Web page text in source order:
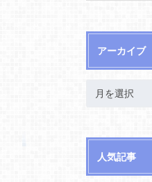
アーカイブ
人気記事